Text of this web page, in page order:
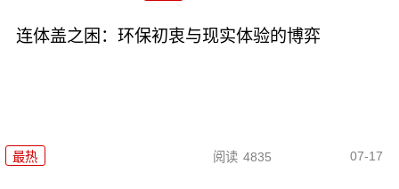
连体盖之困：环保初衷与现实体验的博弈
最热 阅读 4835 07-17